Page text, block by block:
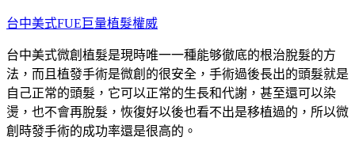
跳
主
要
內
容
台中美式FUE巨量植髮權威
台中美式微創植髮是現時唯一一種能够徹底的根治脫髮的方
法，而且植發手術是微創的很安全，手術過後長出的頭髮就是
自己正常的頭髮，它可以正常的生長和代謝，甚至還可以染
燙，也不會再脫髮，恢復好以後也看不出是移植過的，所以微
創時發手術的成功率還是很高的。